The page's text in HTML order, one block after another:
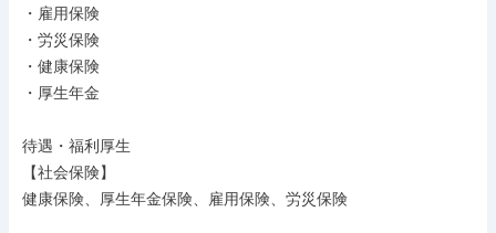
・雇用保険
・労災保険
・健康保険
・厚生年金
待遇・福利厚生
【社会保険】
健康保険、厚生年金保険、雇用保険、労災保険